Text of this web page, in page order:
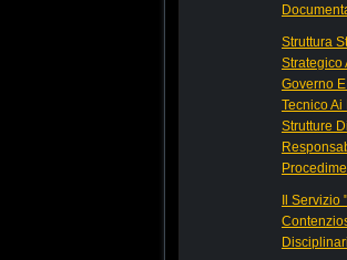
Struttura
Strategico
Governo
Tecnico
Strutture
Il Servizio
Disciplinari